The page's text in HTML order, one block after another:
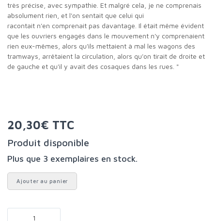
très précise, avec sympathie. Et malgré cela, je ne comprenais
absolument rien, et l'on sentait que celui qui
racontait n'en comprenait pas davantage. Il était même évident
que les ouvriers engagés dans le mouvement n'y comprenaient
rien eux-mêmes, alors qu'ils mettaient à mal les wagons des
tramways, arrêtaient la circulation, alors qu'on tirait de droite et
de gauche et qu'il y avait des cosaques dans les rues. "
20,30€ TTC
Produit disponible
Plus que 3 exemplaires en stock.
Ajouter au panier